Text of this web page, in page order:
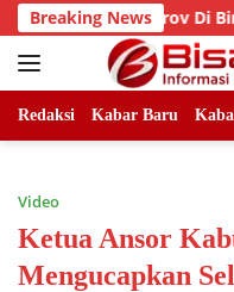
Skip
to
content
Breaking News
Pemprov Di Binjai,
Redaksi Kabar Baru
Video
Ketua Ansor
Mengucapkan